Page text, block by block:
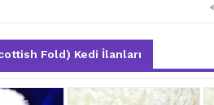
Fold) Kedi İlanları